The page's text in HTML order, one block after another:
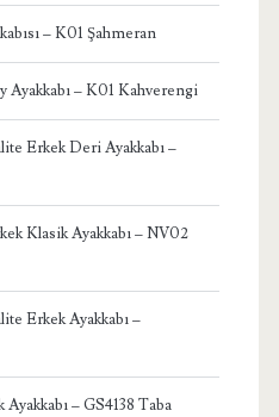
– K01 Şahmeran
– K01 Kahverengi
Erkek Deri Ayakkabı –
Klasik Ayakkabı – NV02
Erkek Ayakkabı –
– GS4138 Taba